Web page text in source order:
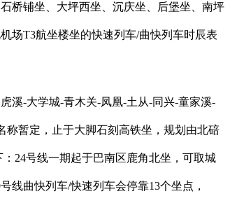
桥铺坐、大坪西坐、沉庆坐、后堡坐、南坪
场T3航坐楼坐的快速列车/曲快列车时辰表
溪-大学城-青木关-凤凰-土从-同兴-童家溪-
称暂定，止于大脚石刻高铁坐，规划由北碚
24号线一期起于巴南区鹿角北坐，可取城
线曲快列车/快速列车会停靠13个坐点，